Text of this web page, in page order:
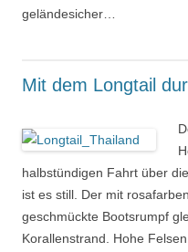
geländesicher…
Mit dem Longtail
halbstündigen Fahrt über
ist es still. Der mit
geschmückte Bootsrumpf
Korallenstrand. Hohe